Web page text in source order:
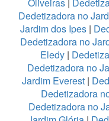
Dedetizadora no
Jardim dos Ipes |
Dedetizadora no
Eledy |
Dedetizadora no
Jardim Everest|
Dedetizadora
Dedetizadora no